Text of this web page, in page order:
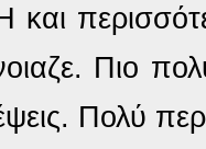
και
Πιο
Πολύ